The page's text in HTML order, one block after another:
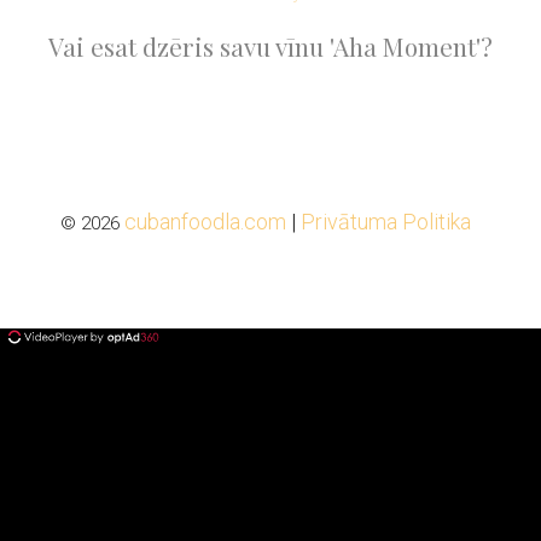
© 2026 cubanfoodla.com | Privātuma Politika